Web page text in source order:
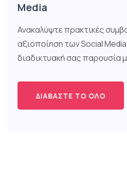
Media
Ανακαλύψτε πρακτικές
αξιοποίηση των Social Media
διαδικτυακή σας παρουσία
ΔΙΑΒΆΣΤΕ ΤΟ ΌΛΟ